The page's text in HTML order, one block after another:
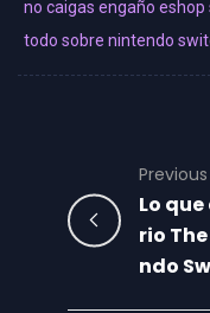
no caigas engaño eshop
todo sobre nintendo
Previous
Lo
rio
ndo